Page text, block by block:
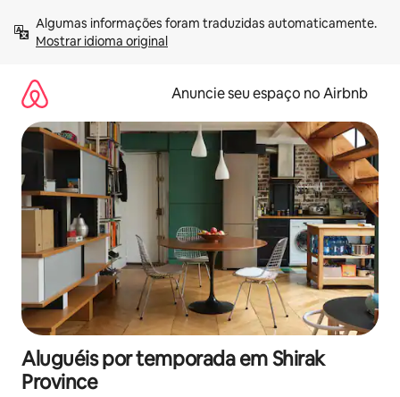
para
Mostrar idioma original
Anuncie seu espaço no Airbnb
Aluguéis por temporada em Shirak
Province